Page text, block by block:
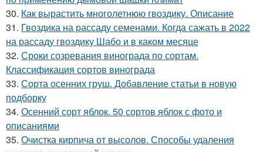
30. Как вырастить многолетнюю гвоздику. Описание
31. Гвоздика на рассаду семенами. Когда сажать в 2022
на рассаду гвоздику Шабо и в каком месяце
32. Сроки созревания винограда по сортам.
Классификация сортов винограда
33. Сорта осенних груш. Добавление статьи в новую
подборку
34. Осенний сорт яблок. 50 сортов яблок с фото и
описаниями
35. Очистка кирпича от высолов. Способы удаления